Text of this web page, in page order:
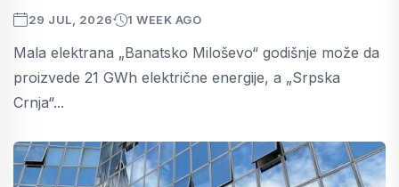
29 JUL, 2026 1 WEEK AGO
Mala elektrana „Banatsko Miloševo“ godišnje može da
proizvede 21 GWh električne energije, a „Srpska
Crnja“...